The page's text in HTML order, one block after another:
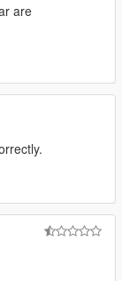
are